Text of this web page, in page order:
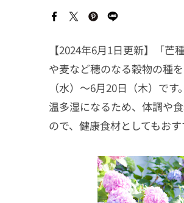
【2024年6月1日更新】「
や麦など穂のなる穀物の種
（水）〜6月20日（木）で
温多湿になるため、体調や
ので、健康食材としてもおす